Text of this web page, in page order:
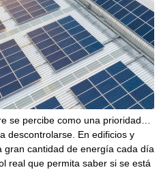
se percibe como una prioridad…
descontrolarse. En edificios y
gran cantidad de energía cada día
real que permita saber si se está